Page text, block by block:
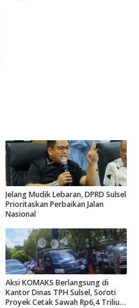
Jelang Mudik Lebaran, DPRD Sulsel
Prioritaskan Perbaikan Jalan
Nasional
Aksi KOMAKS Berlangsung di
Kantor Dinas TPH Sulsel, Soroti
Proyek Cetak Sawah Rp6,4 Triliun